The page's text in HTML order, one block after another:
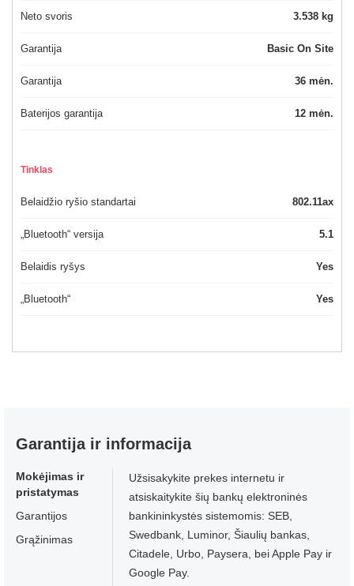
Neto svoris 3.538 kg
Garantija Basic On Site
Garantija 36 mėn.
Baterijos garantija 12 mėn.
Tinklas
Belaidžio ryšio standartai 802.11ax
„Bluetooth“ versija 5.1
Belaidis ryšys Yes
„Bluetooth“ Yes
Garantija ir informacija
Mokėjimas ir
pristatymas
Garantijos
Grąžinimas
Užsisakykite prekes internetu ir
atsiskaitykite šių bankų elektroninės
bankininkystės sistemomis: SEB,
Swedbank, Luminor, Šiaulių bankas,
Citadele, Urbo, Paysera, bei Apple Pay ir
Google Pay.